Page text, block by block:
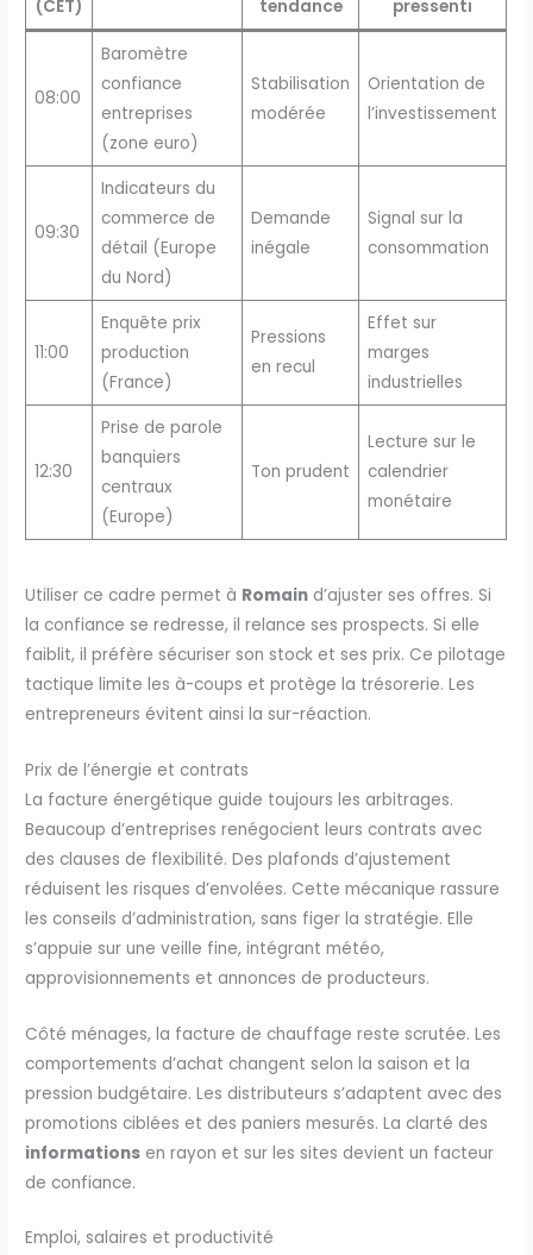
(CET)
tendance
pressenti
08:00
Baromètre
confiance
entreprises
(zone euro)
Stabilisation
modérée
Orientation de
l’investissement
09:30
Indicateurs du
commerce de
détail (Europe
du Nord)
Demande
inégale
Signal sur la
consommation
11:00
Enquête prix
production
(France)
Pressions
en recul
Effet sur
marges
industrielles
12:30
Prise de parole
banquiers
centraux
(Europe)
Ton prudent
Lecture sur le
calendrier
monétaire
Utiliser ce cadre permet à Romain d’ajuster ses offres. Si
la confiance se redresse, il relance ses prospects. Si elle
faiblit, il préfère sécuriser son stock et ses prix. Ce pilotage
tactique limite les à-coups et protège la trésorerie. Les
entrepreneurs évitent ainsi la sur-réaction.
Prix de l’énergie et contrats
La facture énergétique guide toujours les arbitrages.
Beaucoup d’entreprises renégocient leurs contrats avec
des clauses de flexibilité. Des plafonds d’ajustement
réduisent les risques d’envolées. Cette mécanique rassure
les conseils d’administration, sans figer la stratégie. Elle
s’appuie sur une veille fine, intégrant météo,
approvisionnements et annonces de producteurs.
Côté ménages, la facture de chauffage reste scrutée. Les
comportements d’achat changent selon la saison et la
pression budgétaire. Les distributeurs s’adaptent avec des
promotions ciblées et des paniers mesurés. La clarté des
informations en rayon et sur les sites devient un facteur
de confiance.
Emploi, salaires et productivité